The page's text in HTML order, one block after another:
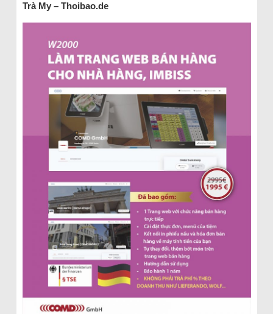
Trà My – Thoibao.de